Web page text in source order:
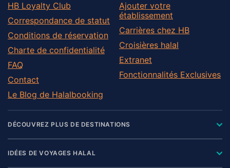
HB Loyalty Club
Correspondance de statut
Conditions de réservation
Charte de confidentialité
FAQ
Contact
Le Blog de Halalbooking
Ajouter votre
établissement
Carrières chez HB
Croisières halal
Extranet
Fonctionnalités Exclusives
DÉCOUVREZ PLUS DE DESTINATIONS
IDÉES DE VOYAGES HALAL